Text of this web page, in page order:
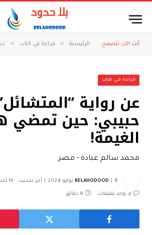
أنت الآن تتصفح: الرئيسية » قراءة في كتاب » عن
قراءة في كتاب
عن رواية
حبيبي: حين تمضي
الغيمة!
محمد سالم عبادة - مصر
BELAHODOOD 8 يوليو 2024 آخر تحديث: 16 أغسطس 2024
لا توجد تعليقات 8 دقائق